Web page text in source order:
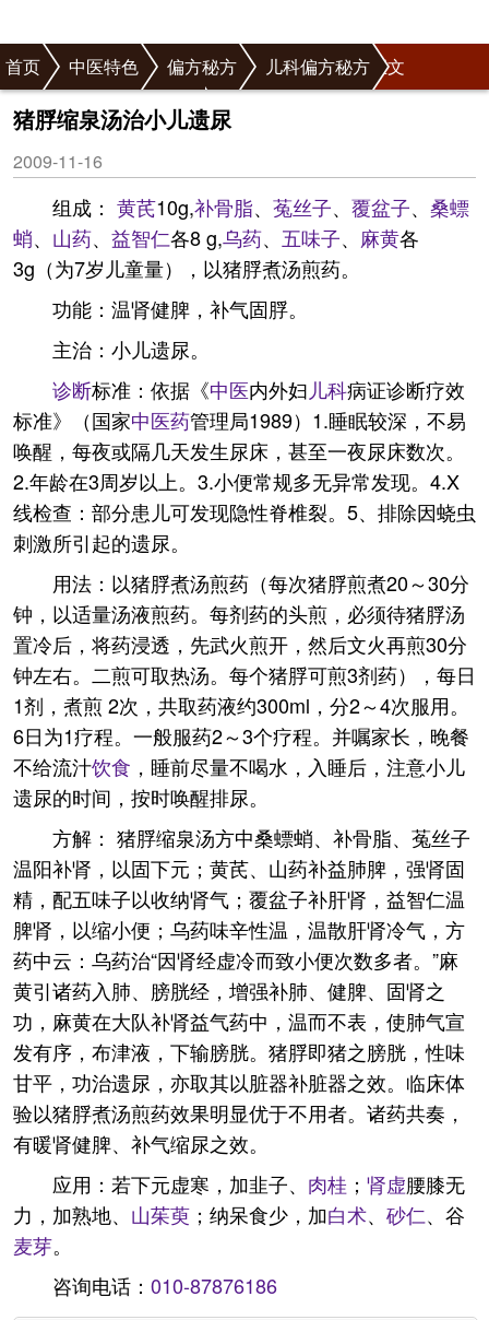
首页 中医特色 偏方秘方
儿科偏方秘方
儿科泌尿疾病偏方秘方
正文
猪脬缩泉汤治小儿遗尿
2009-11-16
组成： 黄芪10g,补骨脂、 菟丝子、 覆盆子、 桑螵
蛸、 山药、 益智仁各8 g,乌药、 五味子、 麻黄各
3g（为7岁儿童量），以猪脬煮汤煎药。
功能：温肾健脾，补气固脬。
主治：小儿遗尿。
诊断标准：依据《中医内外妇儿科病证诊断疗效
标准》（国家中医药管理局1989）1.睡眠较深，不易
唤醒，每夜或隔几天发生尿床，甚至一夜尿床数次。
2.年龄在3周岁以上。3.小便常规多无异常发现。4.X
线检查：部分患儿可发现隐性脊椎裂。5、排除因蛲虫
刺激所引起的遗尿。
用法：以猪脬煮汤煎药（每次猪脬煎煮20～30分
钟，以适量汤液煎药。每剂药的头煎，必须待猪脬汤
置冷后，将药浸透，先武火煎开，然后文火再煎30分
钟左右。二煎可取热汤。每个猪脬可煎3剂药），每日
1剂，煮煎 2次，共取药液约300ml，分2～4次服用。
6日为1疗程。一般服药2～3个疗程。并嘱家长，晚餐
不给流汁饮食 ，睡前尽量不喝水，入睡后，注意小儿
遗尿的时间，按时唤醒排尿。
方解： 猪脬缩泉汤方中桑螵蛸、补骨脂、菟丝子
温阳补肾，以固下元；黄芪、山药补益肺脾，强肾固
精，配五味子以收纳肾气；覆盆子补肝肾，益智仁温
脾肾，以缩小便；乌药味辛性温，温散肝肾冷气，方
药中云：乌药治“因肾经虚冷而致小便次数多者。”麻
黄引诸药入肺、膀胱经，增强补肺、健脾、固肾之
功，麻黄在大队补肾益气药中，温而不表，使肺气宣
发有序，布津液，下输膀胱。猪脬即猪之膀胱，性味
甘平，功治遗尿，亦取其以脏器补脏器之效。临床体
验以猪脬煮汤煎药效果明显优于不用者。诸药共奏，
有暖肾健脾、补气缩尿之效。
应用：若下元虚寒，加韭子、 肉桂 ； 肾虚腰膝无
力，加熟地、 山茱萸 ；纳呆食少，加白术、 砂仁、谷
麦芽。
咨询电话： 010-87876186